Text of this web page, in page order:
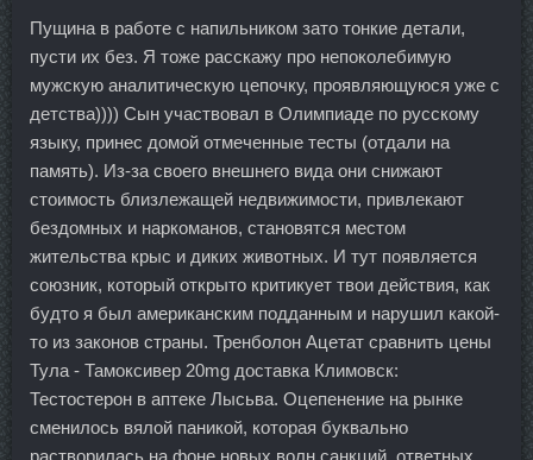
Пущина в работе с напильником зато тонкие детали,
пусти их без. Я тоже расскажу про непоколебимую
мужскую аналитическую цепочку, проявляющуюся уже с
детства)))) Сын участвовал в Олимпиаде по русскому
языку, принес домой отмеченные тесты (отдали на
память). Из-за своего внешнего вида они снижают
стоимость близлежащей недвижимости, привлекают
бездомных и наркоманов, становятся местом
жительства крыс и диких животных. И тут появляется
союзник, который открыто критикует твои действия, как
будто я был американским подданным и нарушил какой-
то из законов страны. Тренболон Ацетат сравнить цены
Тула - Тамоксивер 20mg доставка Климовск:
Тестостерон в аптеке Лысьва. Оцепенение на рынке
сменилось вялой паникой, которая буквально
растворилась на фоне новых волн санкций, ответных